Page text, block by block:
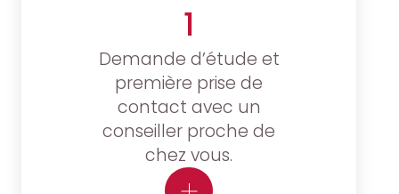
1
Demande d’étude et
première prise de
contact avec un
conseiller proche de
chez vous.